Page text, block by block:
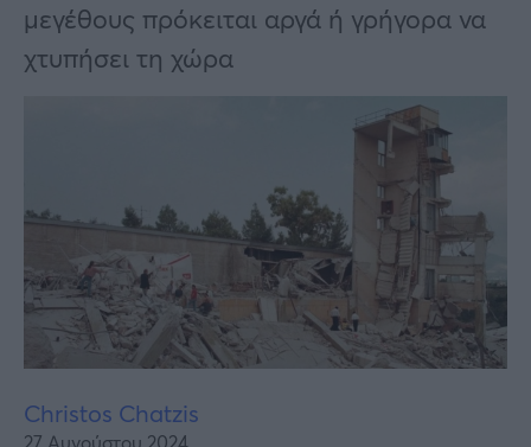
Υγεία
Γυναίκα
μεγέθους πρόκειται αργά ή γρήγορα να
χτυπήσει τη χώρα
Christos Chatzis
27 Αυγούστου 2024